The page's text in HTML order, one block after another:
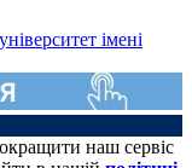
імені
наш сервіс